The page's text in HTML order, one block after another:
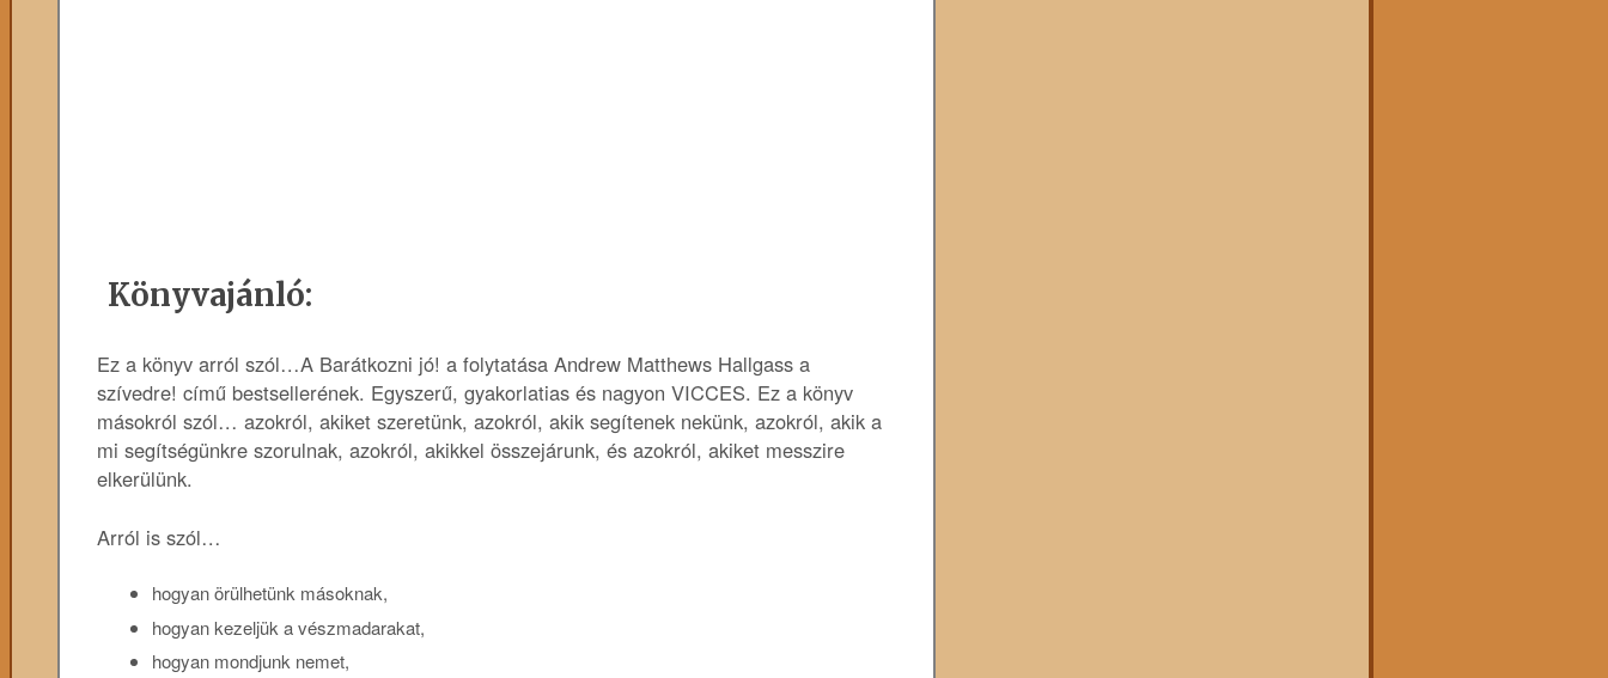
Könyvajánló:
Ez a könyv arról szól…A Barátkozni jó! a folytatása Andrew Matthews Hallgass a
szívedre! című bestsellerének. Egyszerű, gyakorlatias és nagyon VICCES. Ez a könyv
másokról szól… azokról, akiket szeretünk, azokról, akik segítenek nekünk, azokról, akik a
mi segítségünkre szorulnak, azokról, akikkel összejárunk, és azokról, akiket messzire
elkerülünk.
Arról is szól…
hogyan örülhetünk másoknak,
hogyan kezeljük a vészmadarakat,
hogyan mondjunk nemet,